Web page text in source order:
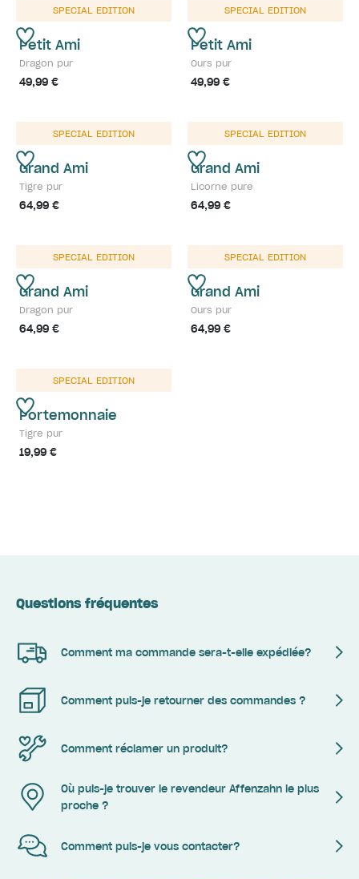
SPECIAL EDITION
Petit Ami
Dragon pur
49,99 €
SPECIAL EDITION
Petit Ami
Ours pur
49,99 €
SPECIAL EDITION
Grand Ami
Tigre pur
64,99 €
SPECIAL EDITION
Grand Ami
Licorne pure
64,99 €
SPECIAL EDITION
Grand Ami
Dragon pur
64,99 €
SPECIAL EDITION
Grand Ami
Ours pur
64,99 €
SPECIAL EDITION
Portemonnaie
Tigre pur
19,99 €
Questions fréquentes
Comment ma commande sera-t-elle expédiée?
Comment puis-je retourner des commandes ?
Comment réclamer un produit?
Où puis-je trouver le revendeur Affenzahn le plus
proche ?
Comment puis-je vous contacter?